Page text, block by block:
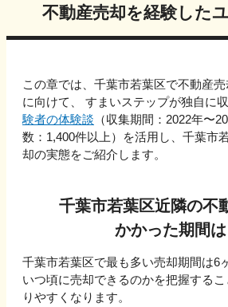
不動産売却を経験した
この章では、 千葉市若葉区で不動産
に向けて、 すまいステップが独自に
験者の体験談 （収集期間：2022年〜
数： 1,400件以上）を活用し、 千葉市
却の実態をご紹介します。
千葉市若葉区近隣の不
かかった期間は
千葉市若葉区で最も多い売却期間は6
いつ頃に売却できるのかを把握する
りやすくなります。